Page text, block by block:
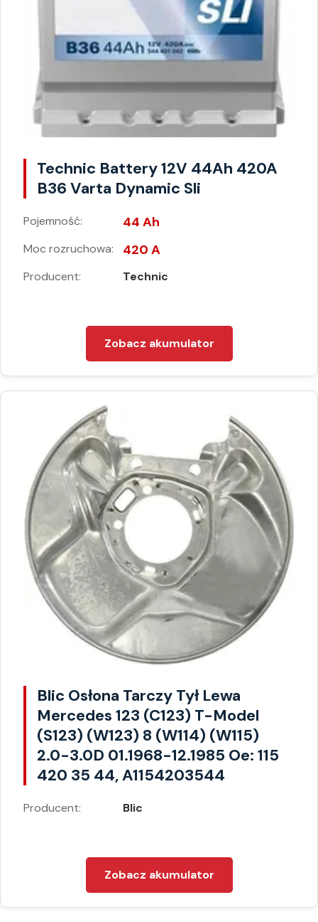
Technic Battery 12V 44Ah 420A
B36 Varta Dynamic Sli
Pojemność: 44 Ah
Moc rozruchowa: 420 A
Producent: Technic
Zobacz akumulator
Blic Osłona Tarczy Tył Lewa
Mercedes 123 (C123) T-Model
(S123) (W123) 8 (W114) (W115)
2.0-3.0D 01.1968-12.1985 Oe: 115
420 35 44, A1154203544
Producent: Blic
Zobacz akumulator